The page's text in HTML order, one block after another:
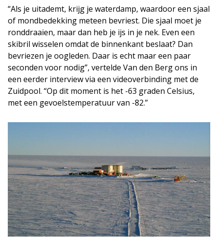
“Als je uitademt, krijg je waterdamp, waardoor een sjaal
of mondbedekking meteen bevriest. Die sjaal moet je
ronddraaien, maar dan heb je ijs in je nek. Even een
skibril wisselen omdat de binnenkant beslaat? Dan
bevriezen je oogleden. Daar is echt maar een paar
seconden voor nodig”, vertelde Van den Berg ons in
een eerder interview via een videoverbinding met de
Zuidpool. “Op dit moment is het -63 graden Celsius,
met een gevoelstemperatuur van -82.”